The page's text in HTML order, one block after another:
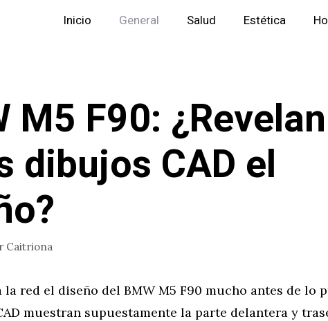
Inicio General Salud Estética
M5 F90: ¿Revelan
dibujos CAD el
Caitriona
la red el diseño del BMW M5 F90 mucho antes de lo
muestran supuestamente la parte delantera y